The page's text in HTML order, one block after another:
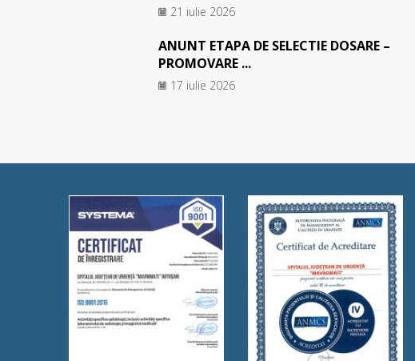
21 iulie 2026
ANUNT ETAPA DE SELECTIE DOSARE –
PROMOVARE ...
17 iulie 2026